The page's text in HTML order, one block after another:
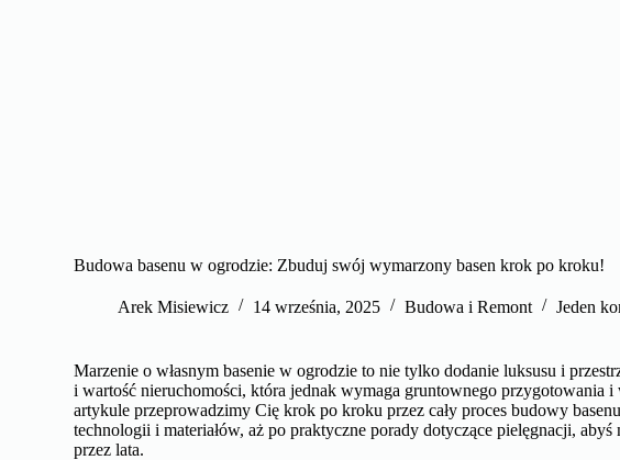
Budowa basenu w ogrodzie: Zbuduj swój wymarzony basen krok po kroku!
Arek Misiewicz 14 września, 2025 Budowa i Remont Jeden
Marzenie o własnym basenie w ogrodzie to nie tylko dodanie luksusu i
i wartość nieruchomości, która jednak wymaga gruntownego przygotowania
artykule przeprowadzimy Cię krok po kroku przez cały proces budowy
technologii i materiałów, aż po praktyczne porady dotyczące pielęgnacji,
przez lata.